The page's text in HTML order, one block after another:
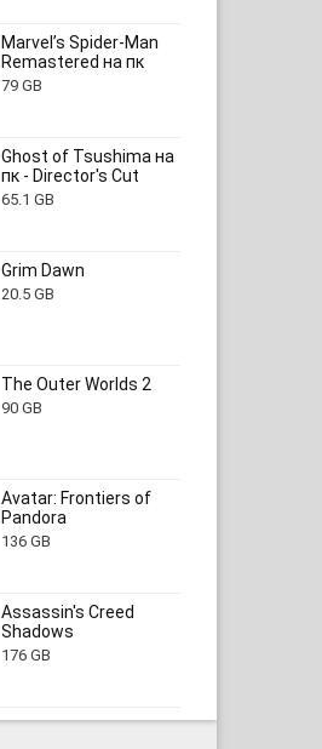
Marvel’s Spider-Man
Remastered на пк
79 GB
Ghost of Tsushima на
пк - Director's Cut
65.1 GB
Grim Dawn
20.5 GB
The Outer Worlds 2
90 GB
Avatar: Frontiers of
Pandora
136 GB
Assassin's Creed
Shadows
176 GB